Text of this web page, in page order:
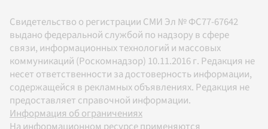
Свидетельство о регистрации СМИ Эл № ФС77-67642
выдано федеральной службой по надзору в сфере
связи, информационных технологий и массовых
коммуникаций (Роскомнадзор) 10.11.2016 г. Редакция не
несет ответственности за достоверность информации,
содержащейся в рекламных объявлениях. Редакция не
предоставляет справочной информации.
Информация об ограничениях